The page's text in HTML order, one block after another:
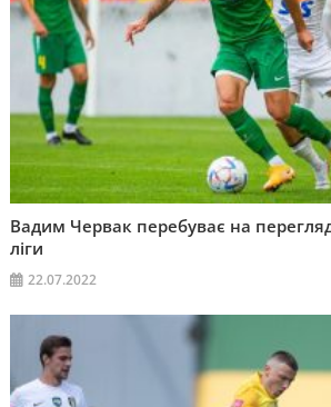
Вадим Червак перебуває на
ліги
22.07.2022